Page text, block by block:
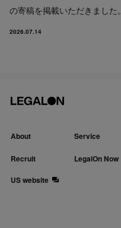
の寄稿を掲載いただきました。
2026.07.14
About Service
Recruit LegalOn Now
US website